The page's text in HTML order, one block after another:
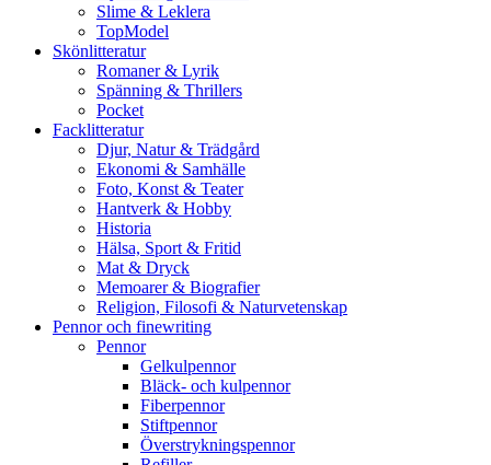
Slime & Leklera
TopModel
Skönlitteratur
Romaner & Lyrik
Spänning & Thrillers
Pocket
Facklitteratur
Djur, Natur & Trädgård
Ekonomi & Samhälle
Foto, Konst & Teater
Hantverk & Hobby
Historia
Hälsa, Sport & Fritid
Mat & Dryck
Memoarer & Biografier
Religion, Filosofi & Naturvetenskap
Pennor och finewriting
Pennor
Gelkulpennor
Bläck- och kulpennor
Fiberpennor
Stiftpennor
Överstrykningspennor